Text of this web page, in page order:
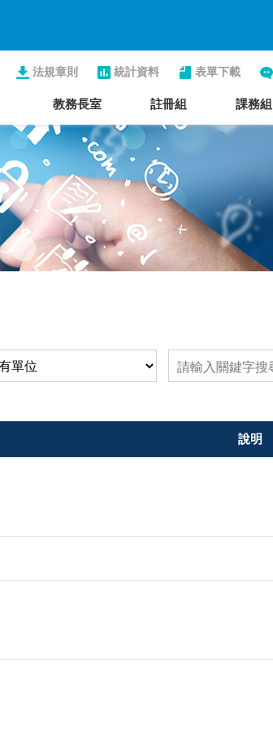
法規章則 統計資料 表單下載
教務長室 註冊組 課務組
說明